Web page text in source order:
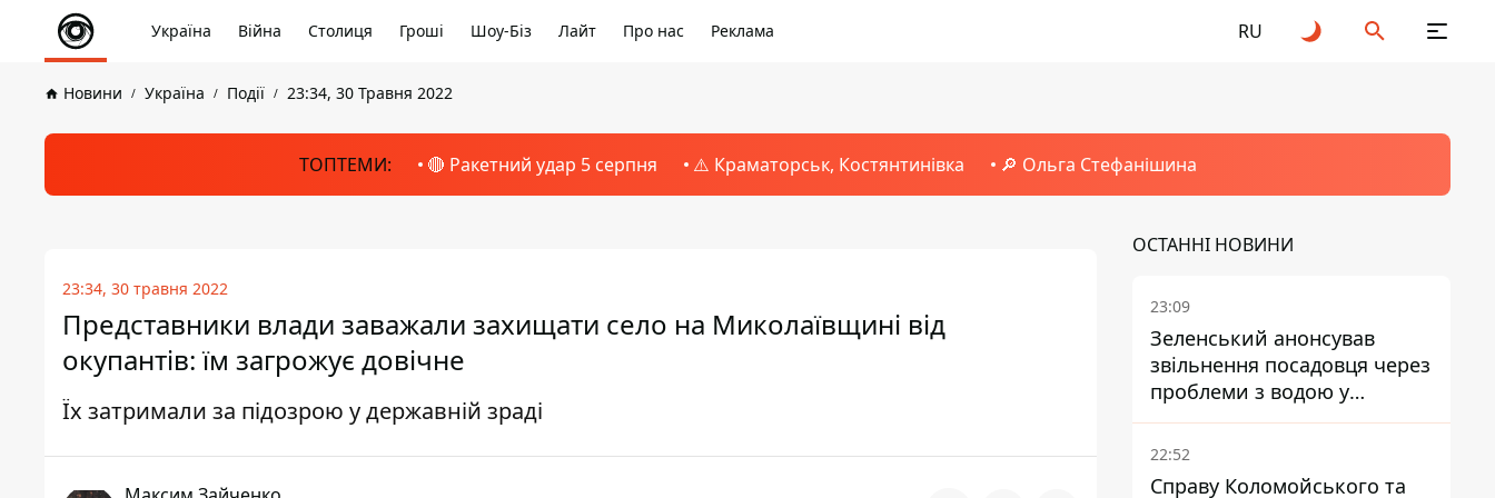
Україна Війна Столиця Гроші Шоу-Біз Лайт Про нас Реклама RU
Новини Україна Події 23:34, 30 Травня 2022
ТОПТЕМИ: 🔴 Ракетний удар 5 серпня ⚠️ Краматорськ, Костянтинівка 🔎 Ольга Стефанішина
23:34, 30 травня 2022
Представники влади заважали захищати село на Миколаївщині від
окупантів: їм загрожує довічне
Їх затримали за підозрою у державній зраді
ОСТАННІ НОВИНИ
23:09
Зеленський анонсував
звільнення посадовця через
проблеми з водою у
Марганці
22:52
Справу Коломойського та